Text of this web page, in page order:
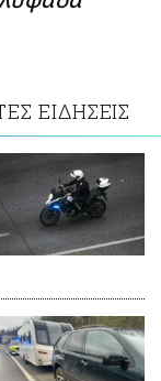
ΕΙΔΗΣΕΙΣ